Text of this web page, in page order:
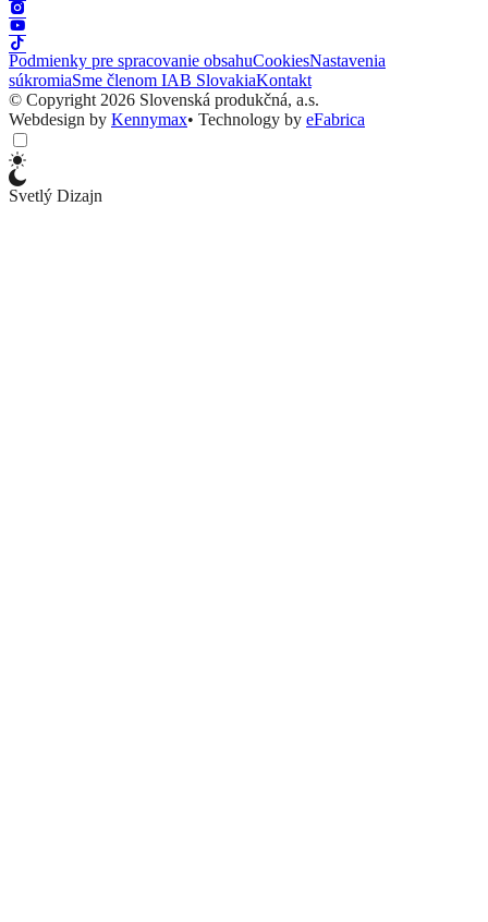
Podmienky pre spracovanie obsahuCookiesNastavenia
súkromiaSme členom IAB SlovakiaKontakt
© Copyright 2026 Slovenská produkčná, a.s.
Webdesign by Kennymax• Technology by eFabrica
Svetlý Dizajn